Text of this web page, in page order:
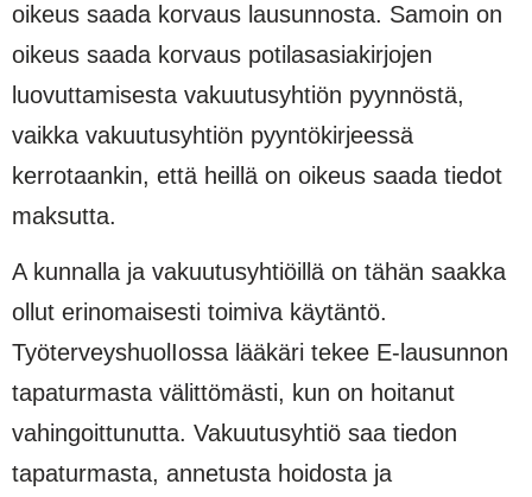
oikeus saada korvaus lausunnosta. Samoin on
oikeus saada korvaus potilasasiakirjojen
luovuttamisesta vakuutusyhtiön pyynnöstä,
vaikka vakuutusyhtiön pyyntökirjeessä
kerrotaankin, että heillä on oikeus saada tiedot
maksutta.
A kunnalla ja vakuutusyhtiöillä on tähän saakka
ollut erinomaisesti toimiva käytäntö.
TyöterveyshuolIossa lääkäri tekee E-lausunnon
tapaturmasta välittömästi, kun on hoitanut
vahingoittunutta. Vakuutusyhtiö saa tiedon
tapaturmasta, annetusta hoidosta ja